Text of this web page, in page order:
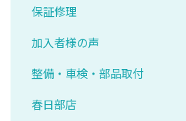
保証修理
加入者様の声
整備・車検・部品取付
春日部店